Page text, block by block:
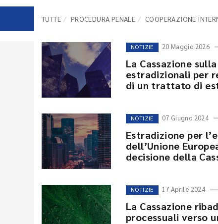
TUTTE PROCEDURA PENALE COOPERAZIONE
NOTIZIE 20 Maggio 2026
La Cassazione
estradizionali per
di un trattato di
NOTIZIE 07 Giugno 2024
Estradizione per
dell’Unione
decisione della
NOTIZIE 17 Aprile 2024
La Cassazione
processuali verso